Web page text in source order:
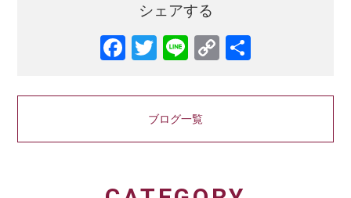
シェアする
Facebook
Twitter
LineCopy
ブログ一覧